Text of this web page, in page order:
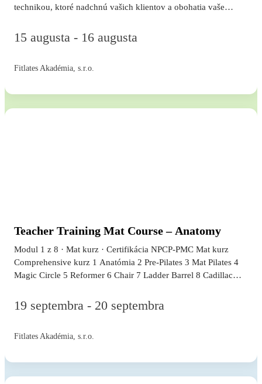
technikou, ktoré nadchnú vašich klientov a obohatia vaše
inštruktorov, tanečníkov a yoga inštruktorov Vstúpte do sveta
Barre Pilates – elegantného spojenia pilatesových princípov,
víkendového školenia vás Viki Veselovská prevedie
prispôsobiť pre rôzne úrovne cvičencov – od začiatočníkov až
po pokročilých. Čo Vás čaká Kompletná choreografia Barre
15 augusta - 16 augusta
Fitlates Akadémia, s.r.o.
Teacher Training Mat Course – Anatomy
Modul 1 z 8 · Mat kurz · Certifikácia NPCP-PMC Mat kurz
Comprehensive kurz 1 Anatómia 2 Pre-Pilates 3 Mat Pilates 4
Magic Circle 5 Reformer 6 Chair 7 Ladder Barrel 8 Cadillac
praktický základ celého Teacher Training programu. Bez
hlbokého porozumenia stavbe ľudského tela nie je možné
naučíte: Stavbu kostrového systému a kĺbové spojenia
chrbtice, panvy a hrudného koša Základy nervovosvalovej
koordinácie Terminológiu pohybu (flexia, extenzia, rotácia,
19 septembra - 20 septembra
Fitlates Akadémia, s.r.o.